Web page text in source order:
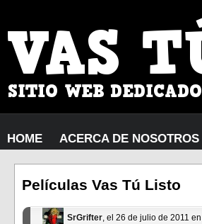
HOME ACERCA DE NOSOTROS
Películas Vas Tú Listo
SrGrifter, el 26 de julio de 2011 en